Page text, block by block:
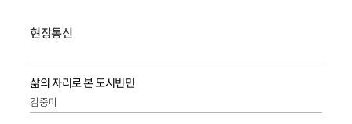
현장통신
삶의 자리로 본 도시빈민
김중미